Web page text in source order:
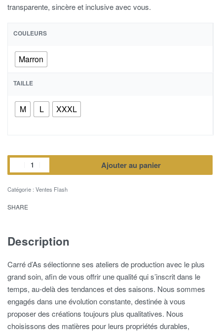
transparente, sincère et inclusive avec vous.
COULEURS
Marron
TAILLE
M L XXXL
Ajouter au panier
Catégorie : Ventes Flash
SHARE
Description
Carré d’As sélectionne ses ateliers de production avec le plus
grand soin, afin de vous offrir une qualité qui s’inscrit dans le
temps, au-delà des tendances et des saisons. Nous sommes
engagés dans une évolution constante, destinée à vous
proposer des créations toujours plus qualitatives. Nous
choisissons des matières pour leurs propriétés durables,